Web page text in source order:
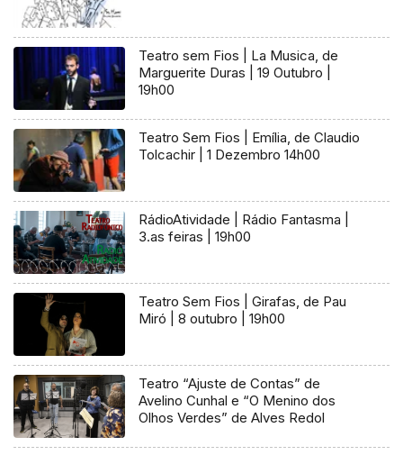
Teatro sem Fios | La Musica, de
Marguerite Duras | 19 Outubro |
19h00
Teatro Sem Fios | Emília, de Claudio
Tolcachir | 1 Dezembro 14h00
RádioAtividade | Rádio Fantasma |
3.as feiras | 19h00
Teatro Sem Fios | Girafas, de Pau
Miró | 8 outubro | 19h00
Teatro “Ajuste de Contas” de
Avelino Cunhal e “O Menino dos
Olhos Verdes” de Alves Redol